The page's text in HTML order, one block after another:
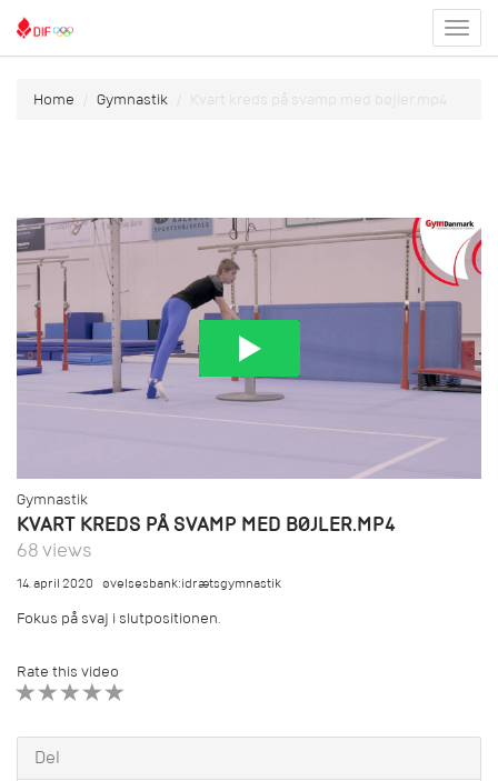
menu
Home Gymnastik Kvart kreds på svamp med bøjler.mp4
Gymnastik
KVART KREDS PÅ SVAMP MED BØJLER.MP4
68 views
14. april 2020 øvelsesbank:idrætsgymnastik
Fokus på svaj i slutpositionen.
Rate this video
Del